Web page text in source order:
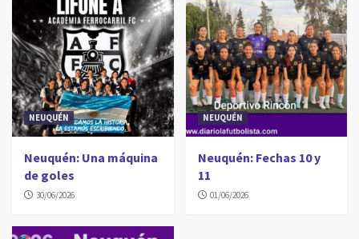
NEUQUÉN
Neuquén: Una máquina
de goles
30/06/2026
NEUQUÉN
Neuquén: Fechas 10 y
11
01/06/2026